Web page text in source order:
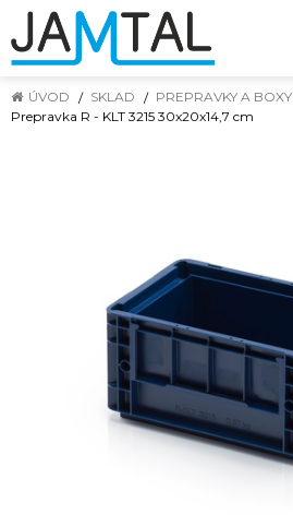
ÚVOD SKLAD PREPRAVKY A BOXY
Prepravka R - KLT 3215 30x20x14,7 cm